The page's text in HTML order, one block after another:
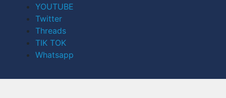
YOUTUBE
Twitter
Threads
TIK TOK
Whatsapp